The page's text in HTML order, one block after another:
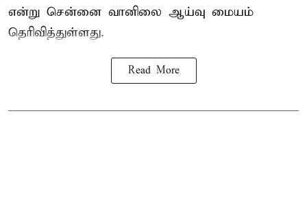
என்று சென்னை வானிலை ஆய்வு மையம்
தெரிவித்துள்ளது.
Read More